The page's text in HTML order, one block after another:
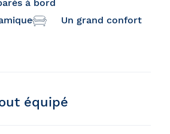
à bord
Un grand confort
équipé